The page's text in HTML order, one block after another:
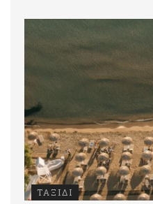
ΤΑΞΙΔΙ